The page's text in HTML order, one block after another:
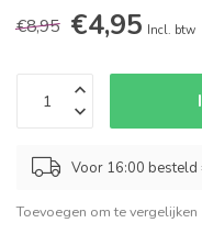
€8,95 €4,95 Incl. btw
Voor 16:00 besteld
Toevoegen om te vergelijken